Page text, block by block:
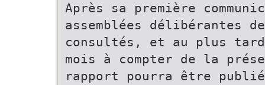
Après sa première
assemblées délibérantes
consultés, et au plus
mois à compter de la
rapport pourra être